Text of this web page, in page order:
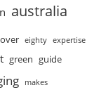
australia
eighty expertise
green guide
makes